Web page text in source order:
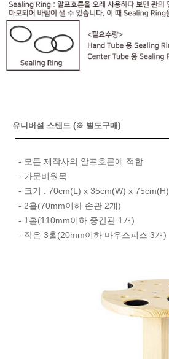
유니버셜 스탠드 (※ 별도구매)
- 모든 제작사의 알프호른에 적합
- 가문비원목
- 크기 : 70cm(L) x 35cm(W) x 75cm(H)
- 2홀(70mm이하 손관 2개)
- 1홀(110mm이하 중간관 1개)
- 작은 3홀(20mm이하 마우스피스 3개)